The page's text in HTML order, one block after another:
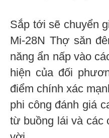
Sắp tới sẽ chuyển
Mi-28N Thợ săn
năng ẩn nấp vào
hiện của đối
điểm chính xác
phi công đánh giá
từ buồng lái và các